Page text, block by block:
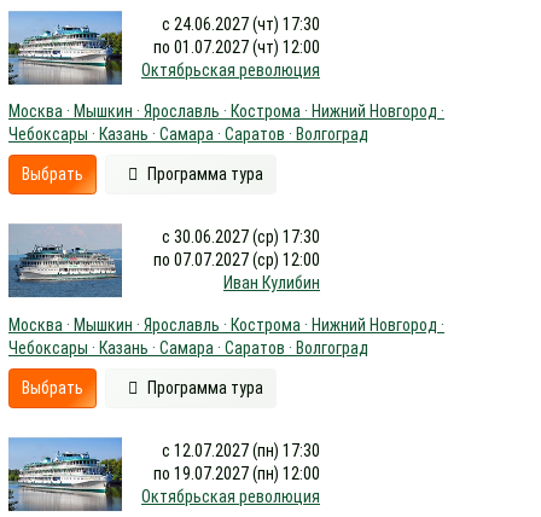
с 24.06.2027 (чт) 17:30
по 01.07.2027 (чт) 12:00
Октябрьская революция
Москва · Мышкин · Ярославль · Кострома · Нижний Новгород ·
Чебоксары · Казань · Самара · Саратов · Волгоград
Выбрать Программа тура
с 30.06.2027 (ср) 17:30
по 07.07.2027 (ср) 12:00
Иван Кулибин
Москва · Мышкин · Ярославль · Кострома · Нижний Новгород ·
Чебоксары · Казань · Самара · Саратов · Волгоград
Выбрать Программа тура
с 12.07.2027 (пн) 17:30
по 19.07.2027 (пн) 12:00
Октябрьская революция